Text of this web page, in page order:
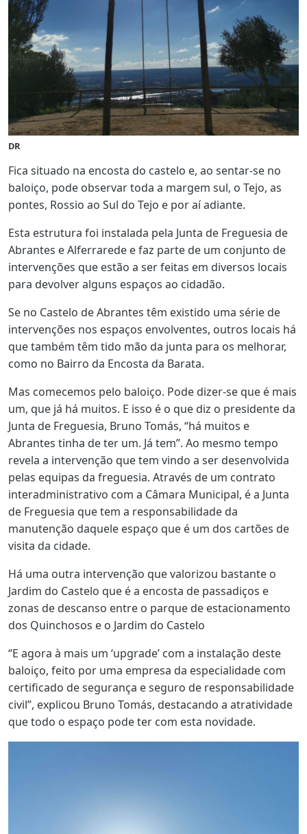
DR
Fica situado na encosta do castelo e, ao sentar-se no
baloiço, pode observar toda a margem sul, o Tejo, as
pontes, Rossio ao Sul do Tejo e por aí adiante.
Esta estrutura foi instalada pela Junta de Freguesia de
Abrantes e Alferrarede e faz parte de um conjunto de
intervenções que estão a ser feitas em diversos locais
para devolver alguns espaços ao cidadão.
Se no Castelo de Abrantes têm existido uma série de
intervenções nos espaços envolventes, outros locais há
que também têm tido mão da junta para os melhorar,
como no Bairro da Encosta da Barata.
Mas comecemos pelo baloiço. Pode dizer-se que é mais
um, que já há muitos. E isso é o que diz o presidente da
Junta de Freguesia, Bruno Tomás, “há muitos e
Abrantes tinha de ter um. Já tem”. Ao mesmo tempo
revela a intervenção que tem vindo a ser desenvolvida
pelas equipas da freguesia. Através de um contrato
interadministrativo com a Câmara Municipal, é a Junta
de Freguesia que tem a responsabilidade da
manutenção daquele espaço que é um dos cartões de
visita da cidade.
Há uma outra intervenção que valorizou bastante o
Jardim do Castelo que é a encosta de passadiços e
zonas de descanso entre o parque de estacionamento
dos Quinchosos e o Jardim do Castelo
“E agora à mais um ‘upgrade’ com a instalação deste
baloiço, feito por uma empresa da especialidade com
certificado de segurança e seguro de responsabilidade
civil”, explicou Bruno Tomás, destacando a atratividade
que todo o espaço pode ter com esta novidade.